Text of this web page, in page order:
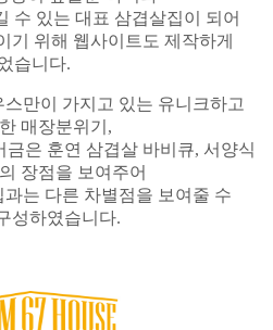
수 있는 대표 삼겹살집이 되어
기 위해 웹사이트도 제작하게
습니다.
만이 가지고 있는 유니크하고
매장분위기,
은 훈연 삼겹살 바비큐, 서양식
장점을 보여주어
는 다른 차별점을 보여줄 수
성하였습니다.